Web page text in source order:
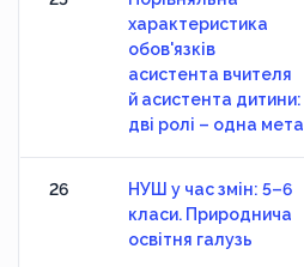
характеристика
обов'язків
асистента вчителя
й асистента дитини:
дві ролі – одна мета
26
НУШ у час змін: 5–6
класи. Природнича
освітня галузь